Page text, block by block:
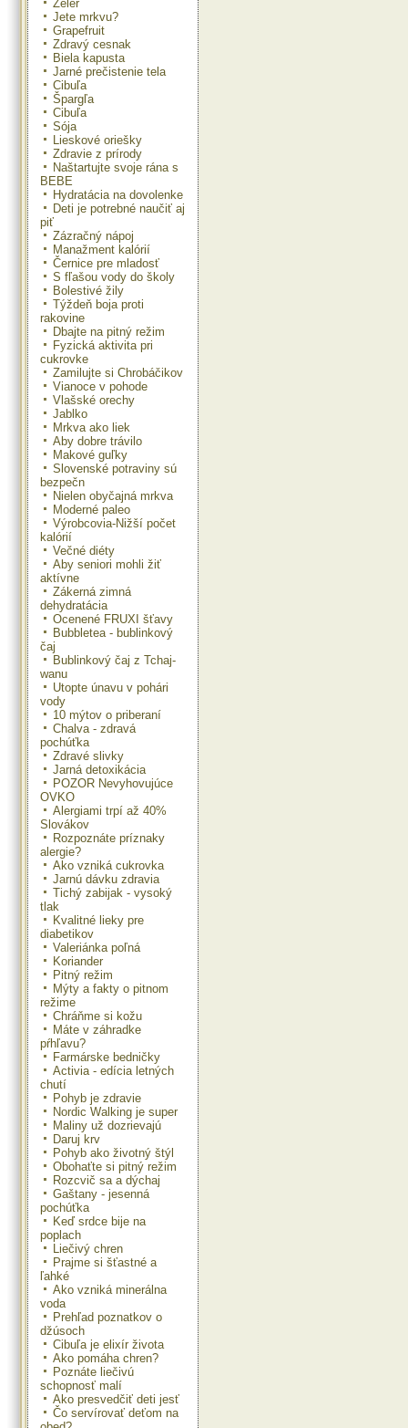
Zeler
Jete mrkvu?
Grapefruit
Zdravý cesnak
Biela kapusta
Jarné prečistenie tela
Cibuľa
Špargľa
Cibuľa
Sója
Lieskové oriešky
Zdravie z prírody
Naštartujte svoje rána s
BEBE
Hydratácia na dovolenke
Deti je potrebné naučiť aj
piť
Zázračný nápoj
Manažment kalórií
Černice pre mladosť
S fľašou vody do školy
Bolestivé žily
Týždeň boja proti
rakovine
Dbajte na pitný režim
Fyzická aktivita pri
cukrovke
Zamilujte si Chrobáčikov
Vianoce v pohode
Vlašské orechy
Jablko
Mrkva ako liek
Aby dobre trávilo
Makové guľky
Slovenské potraviny sú
bezpečn
Nielen obyčajná mrkva
Moderné paleo
Výrobcovia-Nižší počet
kalórií
Večné diéty
Aby seniori mohli žiť
aktívne
Zákerná zimná
dehydratácia
Ocenené FRUXI šťavy
Bubbletea - bublinkový
čaj
Bublinkový čaj z Tchaj-
wanu
Utopte únavu v pohári
vody
10 mýtov o priberaní
Chalva - zdravá
pochúťka
Zdravé slivky
Jarná detoxikácia
POZOR Nevyhovujúce
OVKO
Alergiami trpí až 40%
Slovákov
Rozpoznáte príznaky
alergie?
Ako vzniká cukrovka
Jarnú dávku zdravia
Tichý zabijak - vysoký
tlak
Kvalitné lieky pre
diabetikov
Valeriánka poľná
Koriander
Pitný režim
Mýty a fakty o pitnom
režime
Chráňme si kožu
Máte v záhradke
pŕhľavu?
Farmárske bedničky
Activia - edícia letných
chutí
Pohyb je zdravie
Nordic Walking je super
Maliny už dozrievajú
Daruj krv
Pohyb ako životný štýl
Obohaťte si pitný režim
Rozcvič sa a dýchaj
Gaštany - jesenná
pochúťka
Keď srdce bije na
poplach
Liečivý chren
Prajme si šťastné a
ľahké
Ako vzniká minerálna
voda
Prehľad poznatkov o
džúsoch
Cibuľa je elixír života
Ako pomáha chren?
Poznáte liečivú
schopnosť malí
Ako presvedčiť deti jesť
Čo servírovať deťom na